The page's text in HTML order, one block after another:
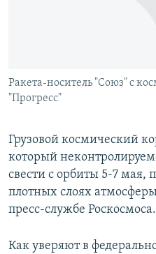
УКРАИНСКАЯ ПРОБЛЕМА
Все сайты RFE/RL
Ракета-носитель "Союз" с
"Прогресс"
Грузовой космический
который
свести с орбиты 5-7 мая,
плотных слоях
пресс-службе Роскосмоса.
Как уверяют в